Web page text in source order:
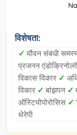
विशेषता:
✓ यौवन संबंधी
प्रजनन
विकास विकार ✓
विकार ✓ बांझपन ✓
ऑस्टियोपोरोसिस ✓
थेरेपी